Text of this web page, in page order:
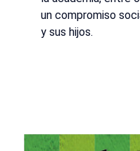
un compromiso
y sus hijos.